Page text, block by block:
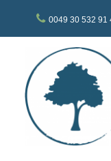
content
0049 30 532 91